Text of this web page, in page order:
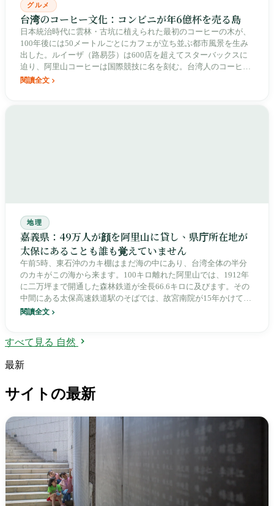
グルメ
台湾のコーヒー文化：コンビニが年6億杯を売る島
日本統治時代に雲林・古坑に植えられた最初のコーヒーの木が、
100年後には50メートルごとにカフェが立ち並ぶ都市風景を生み
出した。ルイーザ（路易莎）は600店を超えてスターバックスに
迫り、阿里山コーヒーは国際競技に名を刻む。台湾人のコーヒー
は、単なる飲み物ではない。
閱讀全文
地理
嘉義県：49万人が顔を阿里山に貸し、県庁所在地が
太保にあることも誰も覚えていません
午前5時、東石沖のカキ棚はまだ海の中にあり、台湾全体の半分
のカキがこの海から来ます。100キロ離れた阿里山では、1912年
に二万坪まで開通した森林鉄道が全長66.6キロに及びます。その
中間にある太保高速鉄道駅のそばでは、故宮南院が15年かけてよ
うやく開館し、2018年の来館者は76万人でした。1991年に嘉義県
離された27万人の市を取り囲みながら暮らし、高齢化指数174%
閱讀全文
すべて見る 自然
最新
サイトの最新